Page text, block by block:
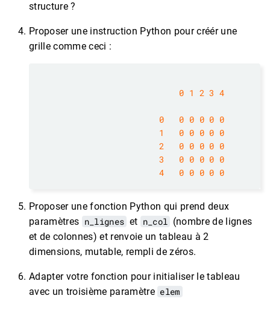
structure ?
Proposer une instruction Python pour créér une
grille comme ceci :
0 1 2 3 4
0 0 0 0 0 0
1
0 0 0 0 0
2
0 0 0 0 0
3
0 0 0 0 0
4
0 0 0 0 0
Proposer une fonction Python qui prend deux
paramètres n_lignes et n_col (nombre de lignes
et de colonnes) et renvoie un tableau à 2
dimensions, mutable, rempli de zéros.
Adapter votre fonction pour initialiser le tableau
avec un troisième paramètre elem